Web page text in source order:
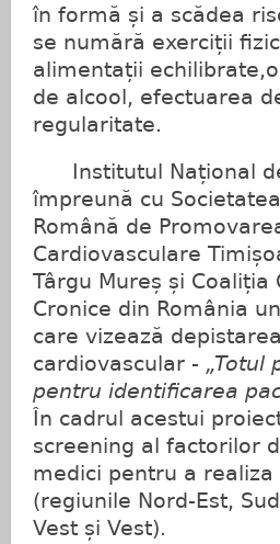
în formă și a scădea
se numără exerciții
alimentații
de alcool, efectuarea
regularitate.
Institutul Național de
împreună cu
Română de
Cardiovasculare
Târgu Mureș și
Cronice din România
care vizează
cardiovascular - „Totul
pentru identificarea
În cadrul acestui
screening al factorilor
medici pentru a
(regiunile Nord-Est,
Vest și Vest).